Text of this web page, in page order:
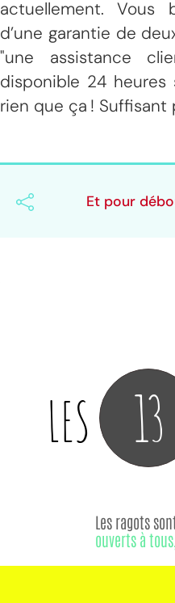
actuellement. Vous
d’une garantie de
"une assistance
disponible 24
rien que ça ! Suffisant
Et pour
LES 13
Les ragots
ouverts à